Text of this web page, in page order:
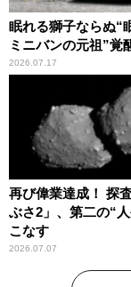
眠れる獅子ならぬ“
ミニバンの元祖”覚
2026.07.17
再び偉業達成！ 探
ぶさ2」、第二の“
こなす
2026.07.07